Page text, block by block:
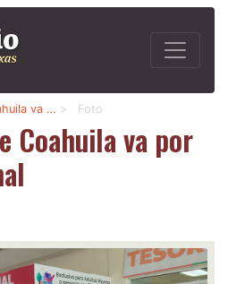
va … > Foto
Coahuila va por